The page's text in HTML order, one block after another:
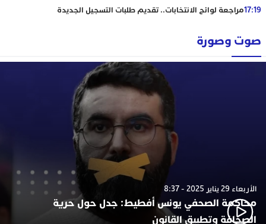
17:19مراجعة لوائح الانتخابات.. تقديم طلبات التسجيل الجديدة
صوت وصورة
الأربعاء 29 يناير 2025 - 8:37
محاكمة الصحفي يونس أفطيط: جدل حول حرية
الصحافة وتطبيق القانون